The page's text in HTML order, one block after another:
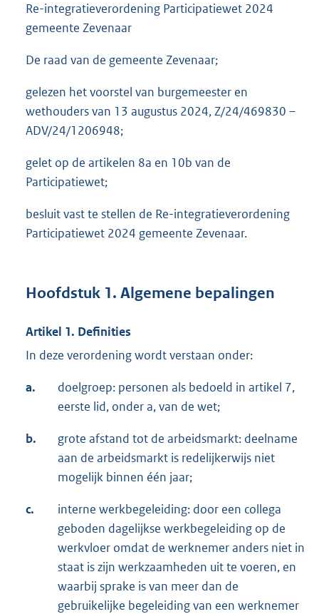
Re-integratieverordening Participatiewet 2024
gemeente Zevenaar
De raad van de gemeente Zevenaar;
gelezen het voorstel van burgemeester en
wethouders van 13 augustus 2024, Z/24/469830 –
ADV/24/1206948;
gelet op de artikelen 8a en 10b van de
Participatiewet;
besluit vast te stellen de Re-integratieverordening
Participatiewet 2024 gemeente Zevenaar.
Hoofdstuk 1. Algemene bepalingen
Artikel 1. Definities
In deze verordening wordt verstaan onder:
a.
doelgroep: personen als bedoeld in artikel 7,
eerste lid, onder a, van de wet;
b.
grote afstand tot de arbeidsmarkt: deelname
aan de arbeidsmarkt is redelijkerwijs niet
mogelijk binnen één jaar;
c.
interne werkbegeleiding: door een collega
geboden dagelijkse werkbegeleiding op de
werkvloer omdat de werknemer anders niet in
staat is zijn werkzaamheden uit te voeren, en
waarbij sprake is van meer dan de
gebruikelijke begeleiding van een werknemer